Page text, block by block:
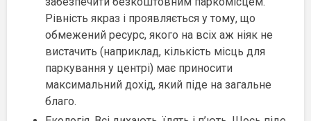
Рівність якраз і проявляється у тому, що
обмежений ресурс, якого на всіх аж ніяк не
вистачить (наприклад, кількість місць для
паркування у центрі) має приносити
максимальний дохід, який піде на загальне
благо.